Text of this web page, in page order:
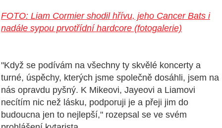
FOTO: Liam Cormier shodil hřívu, jeho Cancer Bats i
nadále sypou prvotřídní hardcore (fotogalerie)
"Když se podívám na všechny ty skvělé koncerty a
turné, úspěchy, kterých jsme společně dosáhli, jsem na
nás opravdu pyšný. K Mikeovi, Jayeovi a Liamovi
necítím nic než lásku, podporuji je a přeji jim do
budoucna jen to nejlepší," rozepsal se ve svém